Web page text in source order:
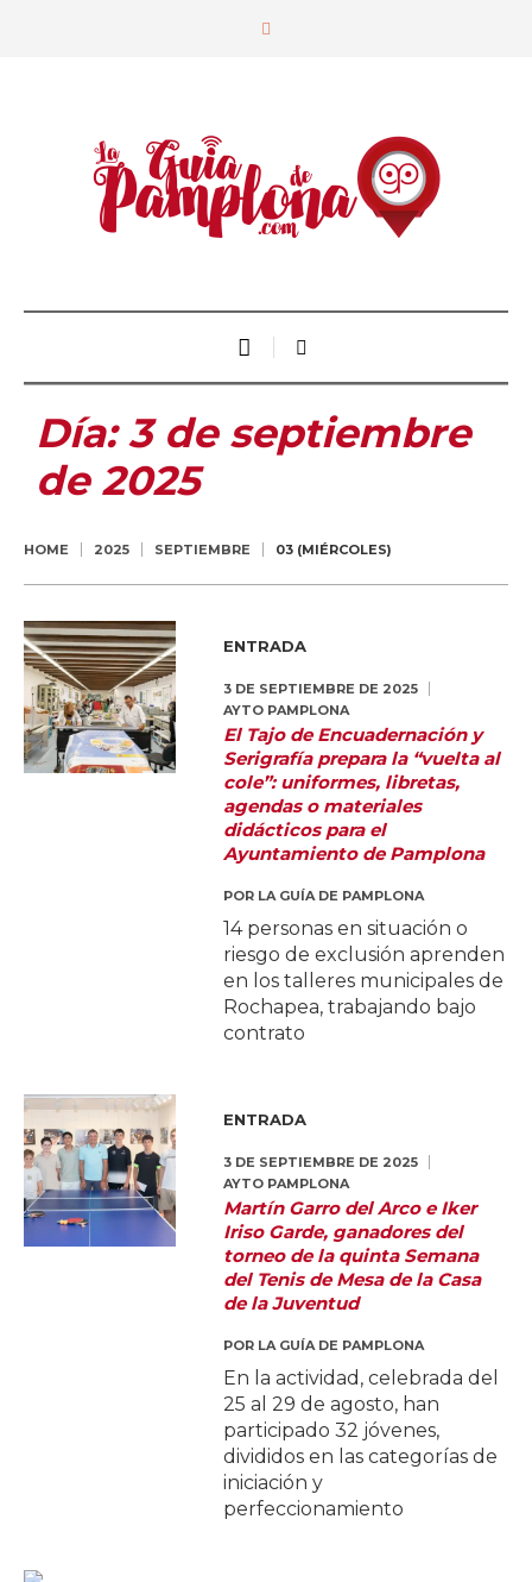
Día:3 de septiembre
de 2025
HOME 2025 SEPTIEMBRE 03 (MIÉRCOLES)
ENTRADA
3 DE SEPTIEMBRE DE 2025
AYTO PAMPLONA
El Tajo de Encuadernación y
Serigrafía prepara la “vuelta al
cole”: uniformes, libretas,
agendas o materiales
didácticos para el
Ayuntamiento de Pamplona
POR LA GUÍA DE PAMPLONA
14 personas en situación o
riesgo de exclusión aprenden
en los talleres municipales de
Rochapea, trabajando bajo
contrato
ENTRADA
3 DE SEPTIEMBRE DE 2025
AYTO PAMPLONA
Martín Garro del Arco e Iker
Iriso Garde, ganadores del
torneo de la quinta Semana
del Tenis de Mesa de la Casa
de la Juventud
POR LA GUÍA DE PAMPLONA
En la actividad, celebrada del
25 al 29 de agosto, han
participado 32 jóvenes,
divididos en las categorías de
iniciación y
perfeccionamiento